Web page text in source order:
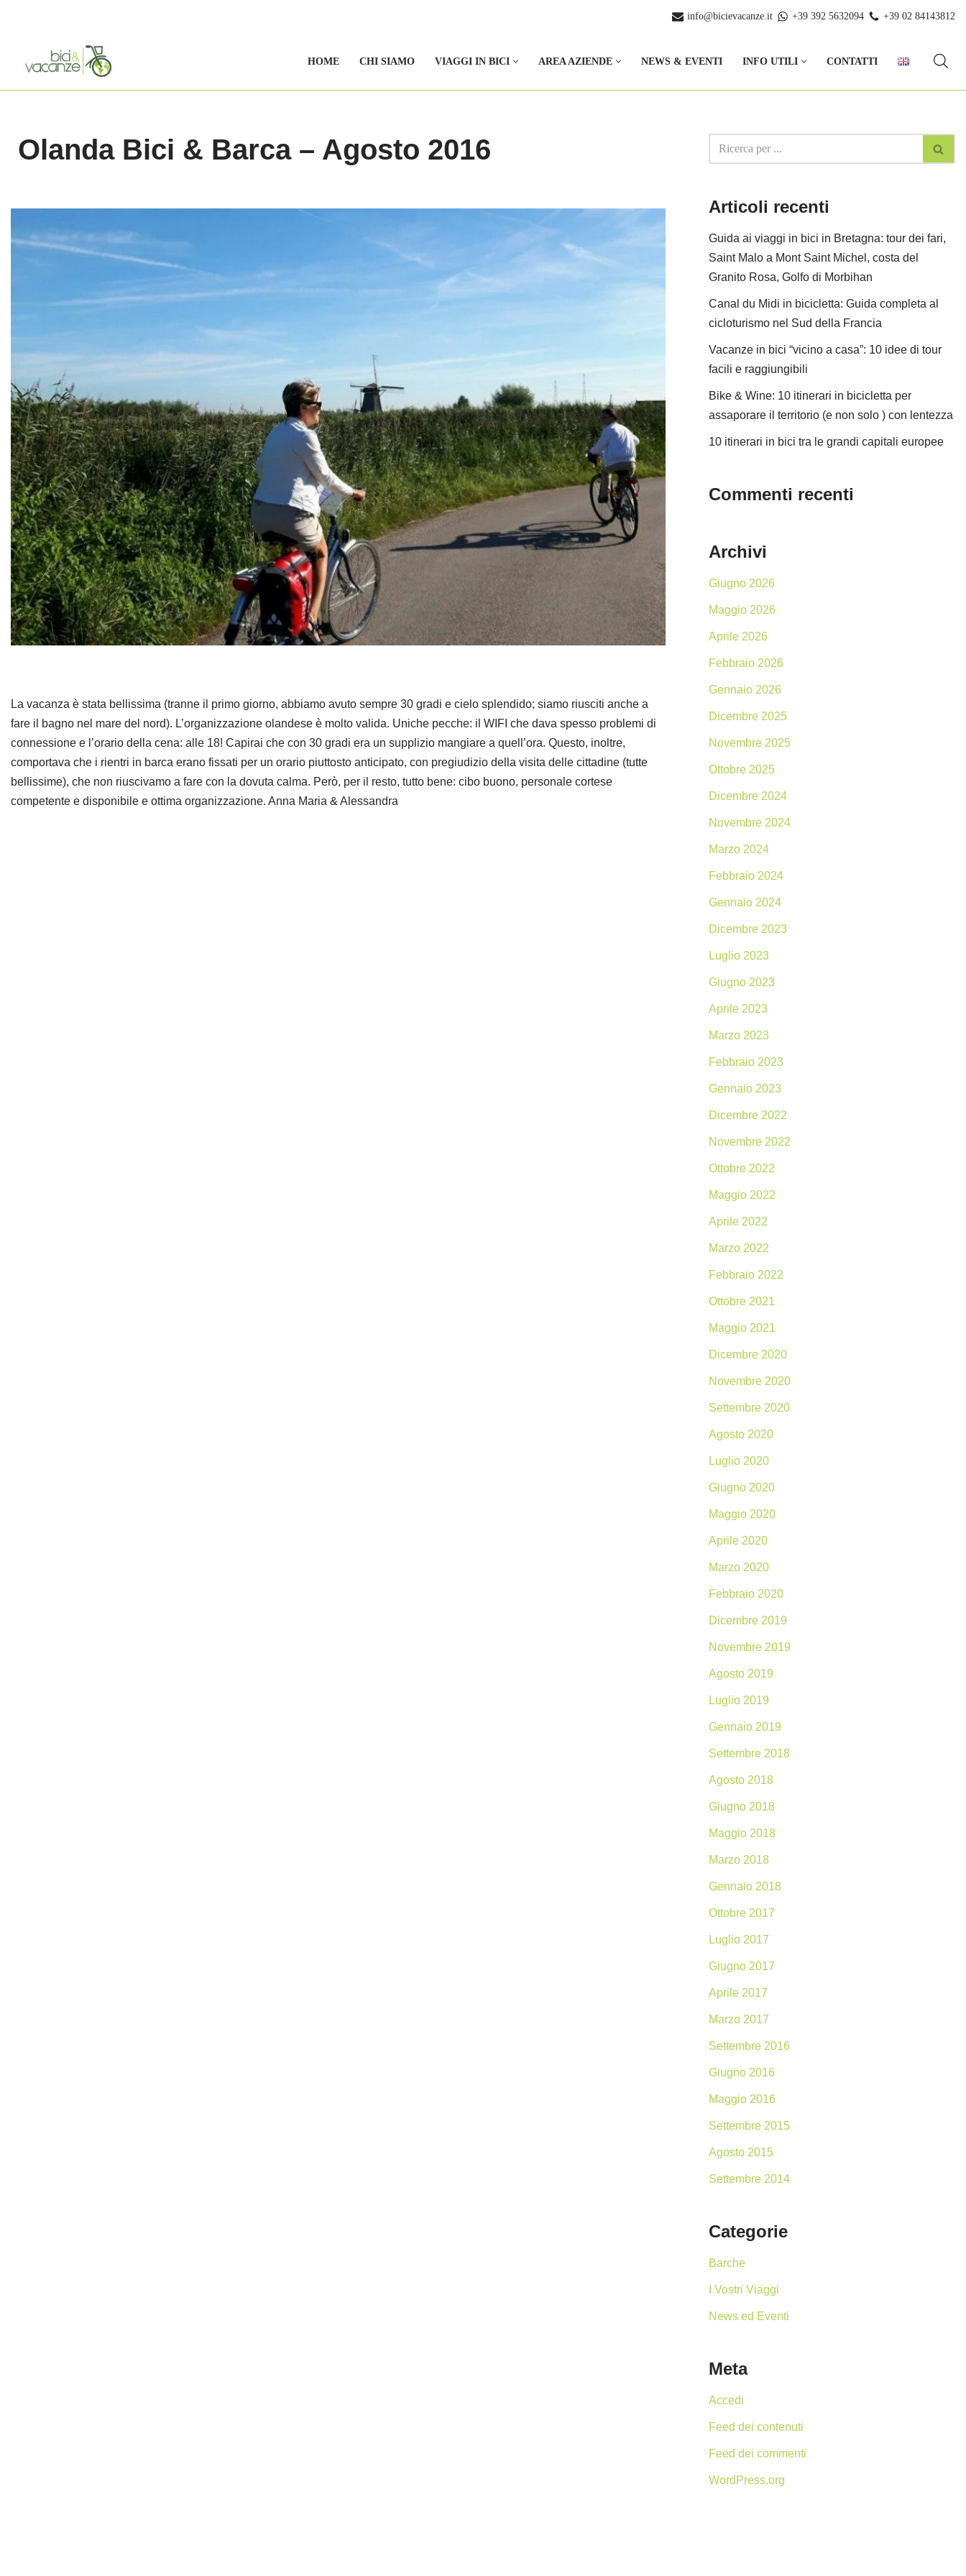
info@bicievacanze.it +39 392 5632094 +39 02 84143812
HOME CHI SIAMO VIAGGI IN BICI AREA AZIENDE NEWS & EVENTI INFO UTILI CONTATTI
Olanda Bici & Barca – Agosto 2016
La vacanza è stata bellissima (tranne il primo giorno, abbiamo avuto sempre 30 gradi e cielo splendido; siamo riusciti anche a
fare il bagno nel mare del nord). L’organizzazione olandese è molto valida. Uniche pecche: il WIFI che dava spesso problemi di
connessione e l’orario della cena: alle 18! Capirai che con 30 gradi era un supplizio mangiare a quell’ora. Questo, inoltre,
comportava che i rientri in barca erano fissati per un orario piuttosto anticipato, con pregiudizio della visita delle cittadine (tutte
bellissime), che non riuscivamo a fare con la dovuta calma. Però, per il resto, tutto bene: cibo buono, personale cortese
competente e disponibile e ottima organizzazione. Anna Maria & Alessandra
Articoli recenti
Guida ai viaggi in bici in Bretagna: tour dei fari,
Saint Malo a Mont Saint Michel, costa del
Granito Rosa, Golfo di Morbihan
Canal du Midi in bicicletta: Guida completa al
cicloturismo nel Sud della Francia
Vacanze in bici “vicino a casa”: 10 idee di tour
facili e raggiungibili
Bike & Wine: 10 itinerari in bicicletta per
assaporare il territorio (e non solo ) con lentezza
10 itinerari in bici tra le grandi capitali europee
Commenti recenti
Archivi
Giugno 2026
Maggio 2026
Aprile 2026
Febbraio 2026
Gennaio 2026
Dicembre 2025
Novembre 2025
Ottobre 2025
Dicembre 2024
Novembre 2024
Marzo 2024
Febbraio 2024
Gennaio 2024
Dicembre 2023
Luglio 2023
Giugno 2023
Aprile 2023
Marzo 2023
Febbraio 2023
Gennaio 2023
Dicembre 2022
Novembre 2022
Ottobre 2022
Maggio 2022
Aprile 2022
Marzo 2022
Febbraio 2022
Ottobre 2021
Maggio 2021
Dicembre 2020
Novembre 2020
Settembre 2020
Agosto 2020
Luglio 2020
Giugno 2020
Maggio 2020
Aprile 2020
Marzo 2020
Febbraio 2020
Dicembre 2019
Novembre 2019
Agosto 2019
Luglio 2019
Gennaio 2019
Settembre 2018
Agosto 2018
Giugno 2018
Maggio 2018
Marzo 2018
Gennaio 2018
Ottobre 2017
Luglio 2017
Giugno 2017
Aprile 2017
Marzo 2017
Settembre 2016
Giugno 2016
Maggio 2016
Settembre 2015
Agosto 2015
Settembre 2014
Categorie
Barche
I Vostri Viaggi
News ed Eventi
Meta
Accedi
Feed dei contenuti
Feed dei commenti
WordPress.org